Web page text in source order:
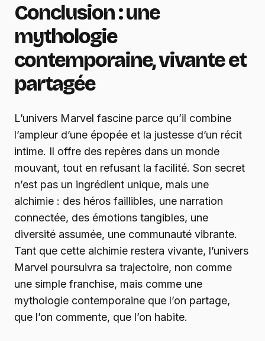
Conclusion : une
mythologie
contemporaine, vivante et
partagée
L’univers Marvel fascine parce qu’il combine
l’ampleur d’une épopée et la justesse d’un récit
intime. Il offre des repères dans un monde
mouvant, tout en refusant la facilité. Son secret
n’est pas un ingrédient unique, mais une
alchimie : des héros faillibles, une narration
connectée, des émotions tangibles, une
diversité assumée, une communauté vibrante.
Tant que cette alchimie restera vivante, l’univers
Marvel poursuivra sa trajectoire, non comme
une simple franchise, mais comme une
mythologie contemporaine que l’on partage,
que l’on commente, que l’on habite.